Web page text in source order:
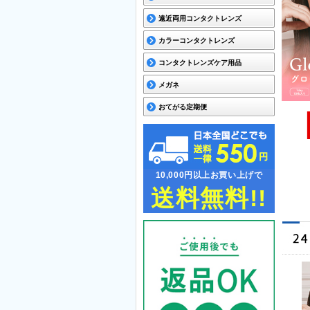
遠近両用コンタクトレンズ
カラーコンタクトレンズ
コンタクトレンズケア用品
メガネ
おてがる定期便
10,000円以上お買い上げで
送料無料!!